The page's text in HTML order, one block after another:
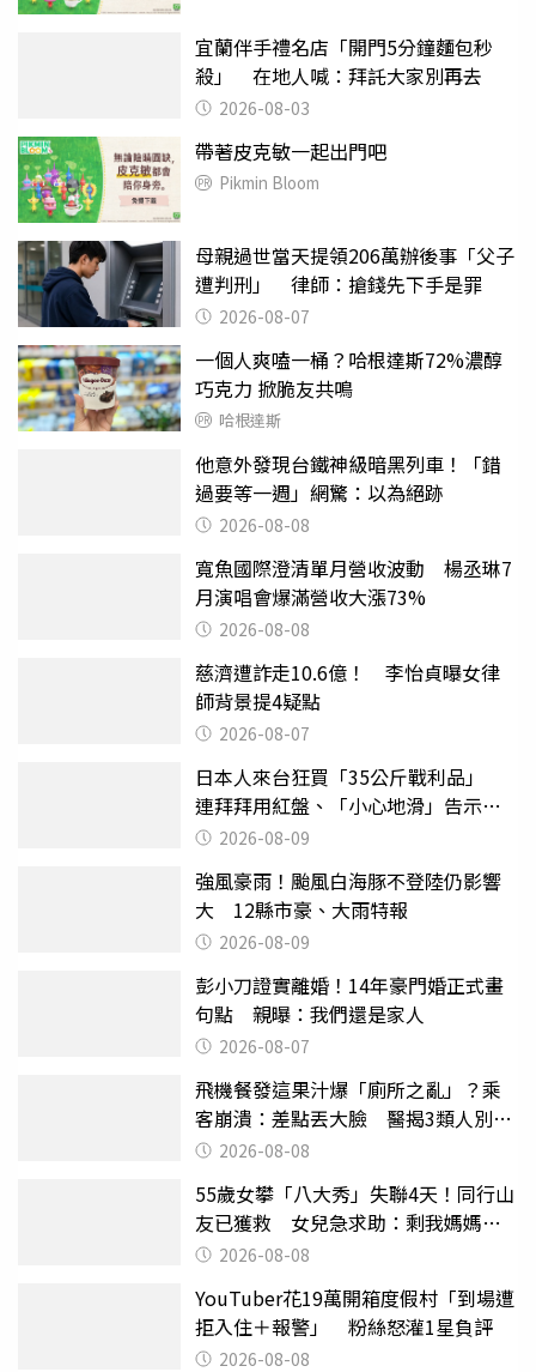
宜蘭伴手禮名店「開門5分鐘麵包秒
殺」 在地人喊：拜託大家別再去
2026-08-03
帶著皮克敏一起出門吧
Pikmin Bloom
母親過世當天提領206萬辦後事「父子
遭判刑」 律師：搶錢先下手是罪
2026-08-07
一個人爽嗑一桶？哈根達斯72%濃醇
巧克力 掀脆友共鳴
哈根達斯
他意外發現台鐵神級暗黑列車！「錯
過要等一週」網驚：以為絕跡
2026-08-08
寬魚國際澄清單月營收波動 楊丞琳7
月演唱會爆滿營收大漲73%
2026-08-08
慈濟遭詐走10.6億！ 李怡貞曝女律
師背景提4疑點
2026-08-07
日本人來台狂買「35公斤戰利品」
連拜拜用紅盤、「小心地滑」告示牌
也帶回家
2026-08-09
強風豪雨！颱風白海豚不登陸仍影響
大 12縣市豪、大雨特報
2026-08-09
彭小刀證實離婚！14年豪門婚正式畫
句點 親曝：我們還是家人
2026-08-07
飛機餐發這果汁爆「廁所之亂」？乘
客崩潰：差點丟大臉 醫揭3類人別亂
喝 2026-08-08
55歲女攀「八大秀」失聯4天！同行山
友已獲救 女兒急求助：剩我媽媽還
沒找到
2026-08-08
YouTuber花19萬開箱度假村「到場遭
拒入住＋報警」 粉絲怒灌1星負評
2026-08-08